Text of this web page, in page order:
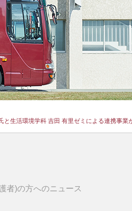
生活環境学科 吉田 有里ゼミによる連携事業
者)の方へのニュース